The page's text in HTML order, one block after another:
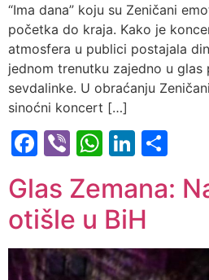
“Ima dana” koju su Zeničani
početka do kraja. Kako je
atmosfera u publici postajala
jednom trenutku zajedno u glas
sevdalinke. U obraćanju
sinoćni koncert […]
Facebook
Viber
Glas Zemana:
otišle u BiH